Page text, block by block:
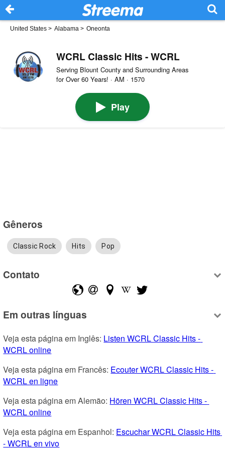
United States > Alabama > Oneonta
WCRL Classic Hits - WCRL
Serving Blount County and Surrounding Areas
for Over 60 Years! · AM · 1570
Play
Gêneros
Classic Rock Hits Pop
Contato
Em outras línguas
Veja esta página em Inglês: Listen WCRL Classic Hits -
WCRL online
Veja esta página em Francês: Ecouter WCRL Classic Hits -
WCRL en ligne
Veja esta página em Alemão: Hören WCRL Classic Hits -
WCRL online
Veja esta página em Espanhol: Escuchar WCRL Classic Hits
- WCRL en vivo